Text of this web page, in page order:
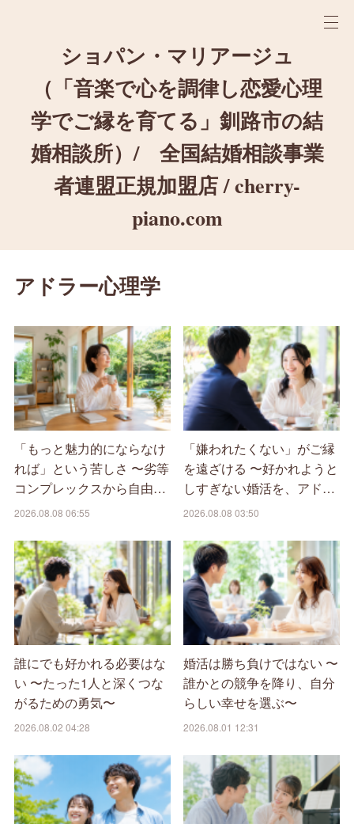
ショパン・マリアージュ
（「音楽で心を調律し恋愛心理
学でご縁を育てる」釧路市の結
婚相談所）/ 全国結婚相談事業
者連盟正規加盟店 / cherry-
piano.com
アドラー心理学
「もっと魅力的にならなけ
れば」という苦しさ 〜劣等
コンプレックスから自由…
2026.08.08 06:55
「嫌われたくない」がご縁
を遠ざける 〜好かれようと
しすぎない婚活を、アド…
2026.08.08 03:50
誰にでも好かれる必要はな
い 〜たった1人と深くつな
がるための勇気〜
2026.08.02 04:28
婚活は勝ち負けではない 〜
誰かとの競争を降り、自分
らしい幸せを選ぶ〜
2026.08.01 12:31